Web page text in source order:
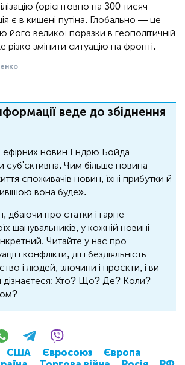
(орієнтовно на 300 тисяч
є в кишені путіна. Глобально — це
його великої поразки в геополітичній
різко змінити ситуацію на фронті.
веде до збіднення
ефірних новин Ендрю Бойда
суб'єктивна. Чим більше новина
споживачів новин, їхні прибутки й
вона буде».
дбаючи про статки і гарне
шанувальників, у кожній новині
Читайте у нас про
і конфлікти, дії і бездіяльність
і людей, злочини і проєкти, і ви
Хто? Що? Де? Коли?
США Євросоюз
Європа